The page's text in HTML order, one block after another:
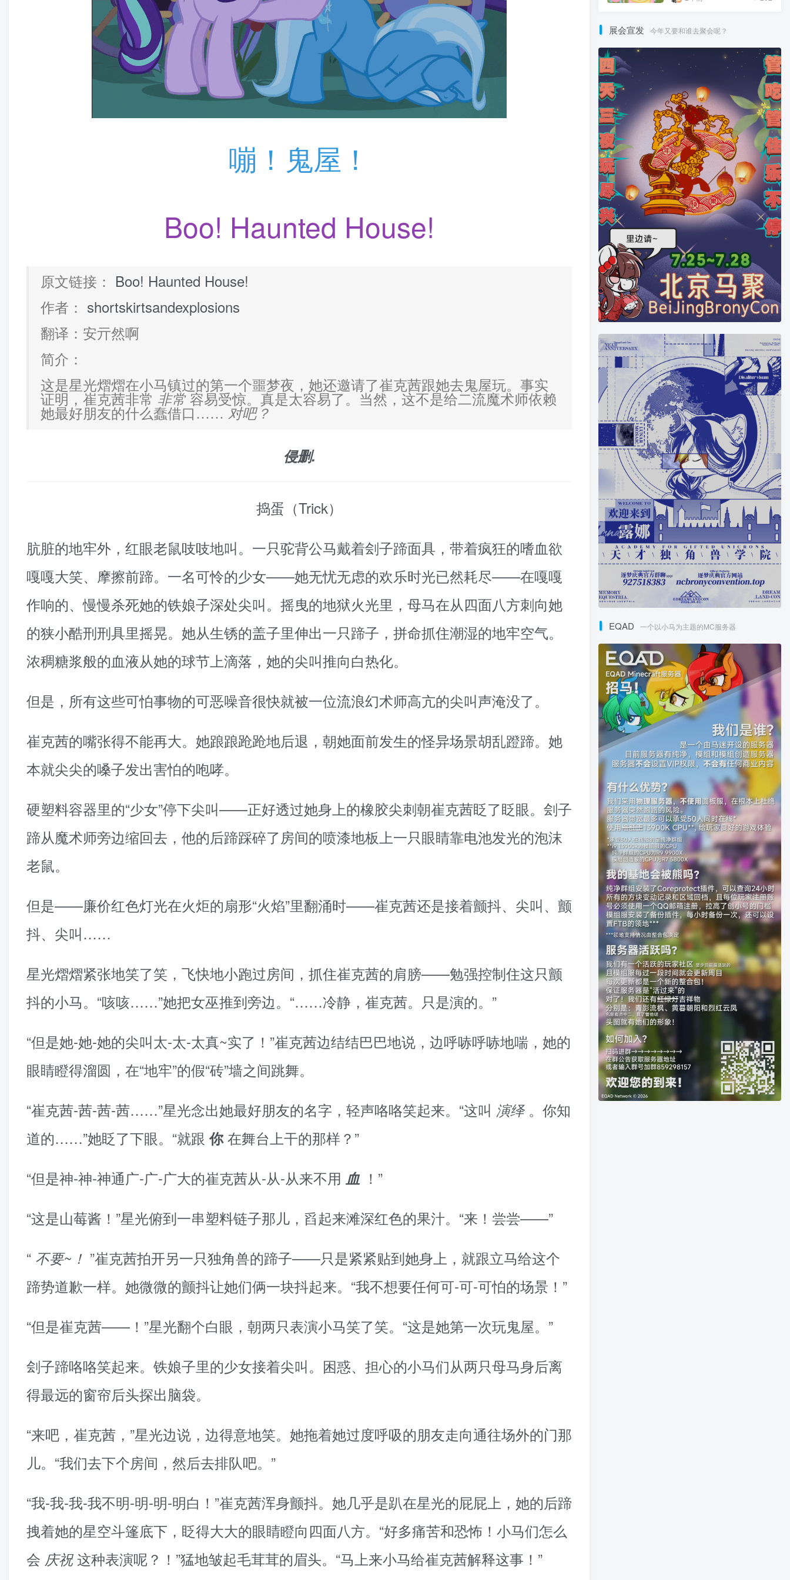
嘣！鬼屋！
Boo! Haunted House!
原文链接： Boo! Haunted House!
作者： shortskirtsandexplosions
翻译：安亓然啊
简介：
这是星光熠熠在小马镇过的第一个噩梦夜，她还邀请了崔克茜跟她去鬼屋玩。事实
证明，崔克茜非常 非常容易受惊。真是太容易了。当然，这不是给二流魔术师依赖
她最好朋友的什么蠢借口……对吧？
侵删.
捣蛋（Trick）
肮脏的地牢外，红眼老鼠吱吱地叫。一只驼背公马戴着刽子蹄面具，带着疯狂的嗜血欲
嘎嘎大笑、摩擦前蹄。一名可怜的少女——她无忧无虑的欢乐时光已然耗尽——在嘎嘎
作响的、慢慢杀死她的铁娘子深处尖叫。摇曳的地狱火光里，母马在从四面八方刺向她
的狭小酷刑刑具里摇晃。她从生锈的盖子里伸出一只蹄子，拼命抓住潮湿的地牢空气。
浓稠糖浆般的血液从她的球节上滴落，她的尖叫推向白热化。
但是，所有这些可怕事物的可恶噪音很快就被一位流浪幻术师高亢的尖叫声淹没了。
崔克茜的嘴张得不能再大。她踉踉跄跄地后退，朝她面前发生的怪异场景胡乱蹬蹄。她
本就尖尖的嗓子发出害怕的咆哮。
硬塑料容器里的“少女”停下尖叫——正好透过她身上的橡胶尖刺朝崔克茜眨了眨眼。刽子
蹄从魔术师旁边缩回去，他的后蹄踩碎了房间的喷漆地板上一只眼睛靠电池发光的泡沫
老鼠。
但是——廉价红色灯光在火炬的扇形“火焰”里翻涌时——崔克茜还是接着颤抖、尖叫、颤
抖、尖叫……
星光熠熠紧张地笑了笑，飞快地小跑过房间，抓住崔克茜的肩膀——勉强控制住这只颤
抖的小马。“咳咳……”她把女巫推到旁边。“……冷静，崔克茜。只是演的。”
“但是她-她-她的尖叫太-太-太真~实了！”崔克茜边结结巴巴地说，边呼哧呼哧地喘，她的
眼睛瞪得溜圆，在“地牢”的假“砖”墙之间跳舞。
“崔克茜-茜-茜-茜……”星光念出她最好朋友的名字，轻声咯咯笑起来。“这叫 演绎 。你知
道的……”她眨了下眼。“就跟你在舞台上干的那样？”
“但是神-神-神通广-广-广大的崔克茜从-从-从来不用 血 ！”
“这是山莓酱！”星光俯到一串塑料链子那儿，舀起来滩深红色的果汁。“来！尝尝——”
“ 不要~！ ”崔克茜拍开另一只独角兽的蹄子——只是紧紧贴到她身上，就跟立马给这个
蹄势道歉一样。她微微的颤抖让她们俩一块抖起来。“我不想要任何可-可-可怕的场景！”
“但是崔克茜——！”星光翻个白眼，朝两只表演小马笑了笑。“这是她第一次玩鬼屋。”
刽子蹄咯咯笑起来。铁娘子里的少女接着尖叫。困惑、担心的小马们从两只母马身后离
得最远的窗帘后头探出脑袋。
“来吧，崔克茜，”星光边说，边得意地笑。她拖着她过度呼吸的朋友走向通往场外的门那
儿。“我们去下个房间，然后去排队吧。”
“我-我-我-我不明-明-明-明白！”崔克茜浑身颤抖。她几乎是趴在星光的屁屁上，她的后蹄
拽着她的星空斗篷底下，眨得大大的眼睛瞪向四面八方。“好多痛苦和恐怖！小马们怎么
会 庆祝这种表演呢？！”猛地皱起毛茸茸的眉头。“马上来小马给崔克茜解释这事！”
展会宣发 今年又要和谁去聚会呢？
EQAD 一个以小马为主题的MC服务器